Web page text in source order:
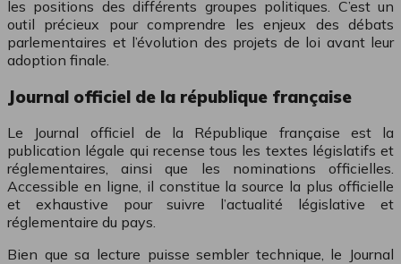
les positions des différents groupes politiques. C’est un
outil précieux pour comprendre les enjeux des débats
parlementaires et l’évolution des projets de loi avant leur
adoption finale.
Journal officiel de la république française
Le Journal officiel de la République française est la
publication légale qui recense tous les textes législatifs et
réglementaires, ainsi que les nominations officielles.
Accessible en ligne, il constitue la source la plus officielle
et exhaustive pour suivre l’actualité législative et
réglementaire du pays.
Bien que sa lecture puisse sembler technique, le Journal